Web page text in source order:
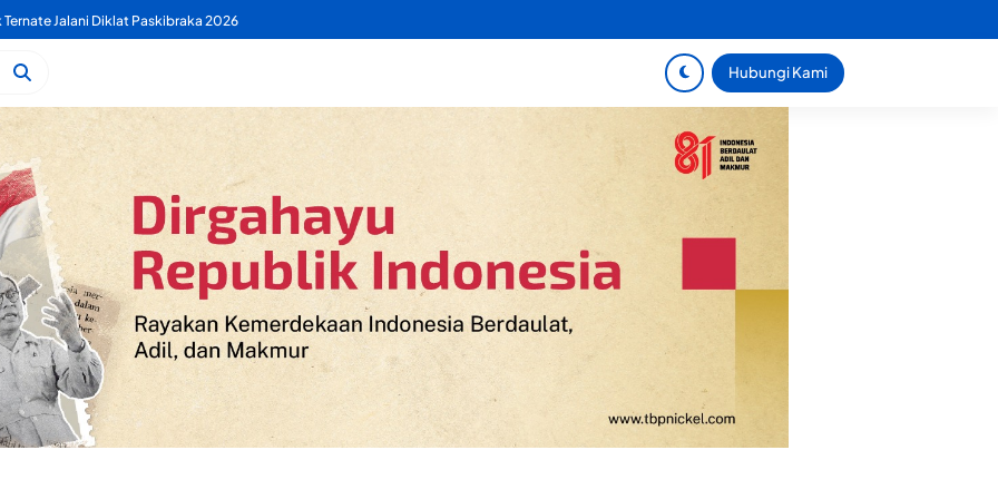
Benahi Pelayanan Air Bersih Secara Menyeluruh
Hubungi Kami